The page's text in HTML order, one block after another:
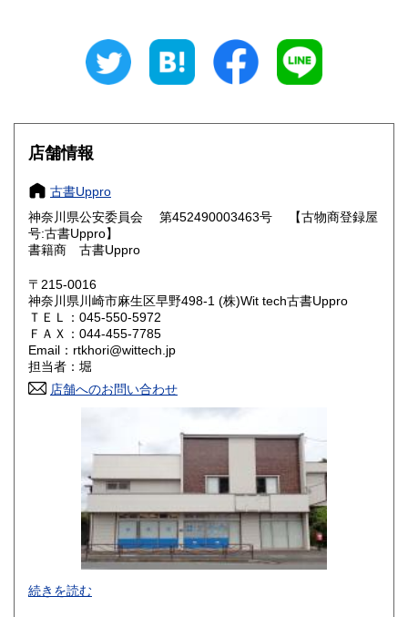
1,100円 三重県
大阪府
奈良県
鳥取県 1,800円 島根県 1,800円
山口県 1,800円 徳島県 1,800円
香川県 1,800円
高知県 1,800円
長崎県
1,800円
鹿児島県
1,800円
店舗情報
古書Uppro
神奈川県公安委員会 第452490003463号 【古物商登録屋
号:古書Uppro】
書籍商 古書Uppro
〒215-0016
神奈川県川崎市麻生区早野498-1 (株)Wit tech古書Uppro
ＴＥＬ：045-550-5972
ＦＡＸ：044-455-7785
Email：rtkhori@wittech.jp
担当者：堀
店舗へのお問い合わせ
続きを読む